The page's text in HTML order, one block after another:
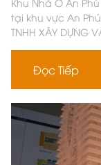
tại khu vực An
TNHH XÂY DỰNG
những ai đang
phố năng động.
Đọc Tiếp